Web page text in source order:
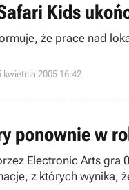
Kids
że prace nad
kwietnia 2005 16:42
ponownie w
Electronic Arts gra
z których wynika,